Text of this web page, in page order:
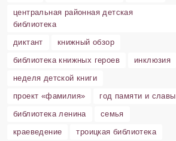
центральная районная детская
библиотека
диктант
книжный обзор
библиотека книжных героев
инклюзия
неделя детской книги
проект «фамилия»
год памяти и славы
библиотека ленина
семья
краеведение
троицкая библиотека